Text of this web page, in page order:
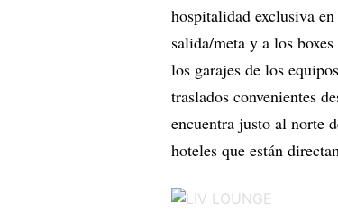
hospitalidad exclusiva
salida/meta y a los
los garajes de los
traslados convenientes
encuentra justo al norte
hoteles que están